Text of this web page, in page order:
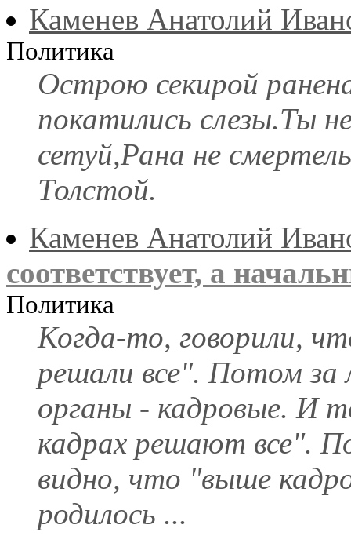
Каменев Анатолий
Политика
Острою секирой
покатились слезы.Ты
сетуй,Рана не
Толстой.
Каменев Анатолий
соответствует, а
Политика
Когда-то, говорили,
решали все". Потом
органы - кадровые. И
кадрах решают все".
видно, что "выше
родилось ...